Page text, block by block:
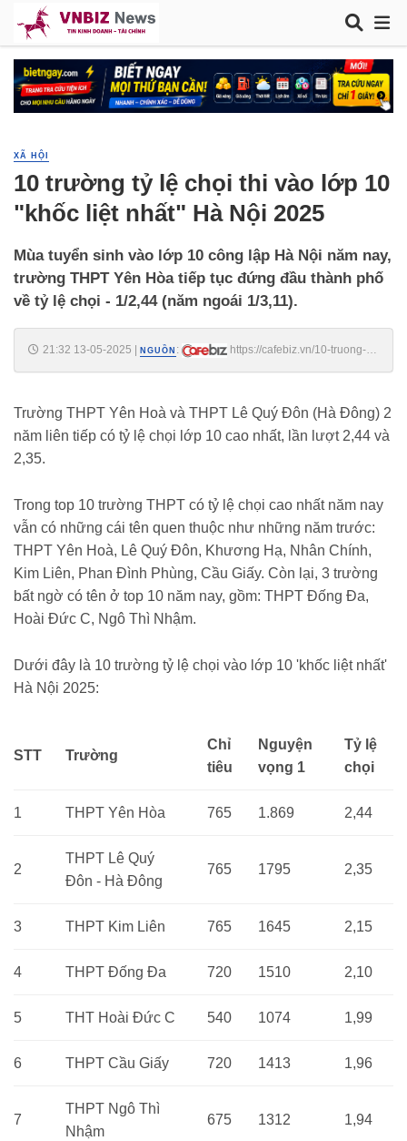
XÃ HỘI
10 trường tỷ lệ chọi thi vào lớp 10
"khốc liệt nhất" Hà Nội 2025
Mùa tuyển sinh vào lớp 10 công lập Hà Nội năm nay,
trường THPT Yên Hòa tiếp tục đứng đầu thành phố
về tỷ lệ chọi - 1/2,44 (năm ngoái 1/3,11).
21:32 13-05-2025 NGUỒN :
https://cafebiz.vn/10-truong-ty-
Trường THPT Yên Hoà và THPT Lê Quý Đôn (Hà Đông) 2
năm liên tiếp có tỷ lệ chọi lớp 10 cao nhất, lần lượt 2,44 và
2,35.
Trong top 10 trường THPT có tỷ lệ chọi cao nhất năm nay
vẫn có những cái tên quen thuộc như những năm trước:
THPT Yên Hoà, Lê Quý Đôn, Khương Hạ, Nhân Chính,
Kim Liên, Phan Đình Phùng, Cầu Giấy. Còn lại, 3 trường
bất ngờ có tên ở top 10 năm nay, gồm: THPT Đống Đa,
Hoài Đức C, Ngô Thì Nhậm.
Dưới đây là 10 trường tỷ lệ chọi vào lớp 10 'khốc liệt nhất'
Hà Nội 2025:
STT Trường
Chỉ
tiêu
Nguyện
vọng 1
Tỷ lệ
chọi
1 THPT Yên Hòa 765 1.869 2,44
2
THPT Lê Quý
Đôn - Hà Đông
765 1795 2,35
3 THPT Kim Liên 765 1645 2,15
4 THPT Đống Đa 720 1510 2,10
5 THT Hoài Đức C 540 1074 1,99
6 THPT Cầu Giấy 720 1413 1,96
7
THPT Ngô Thì
Nhậm
675 1312 1,94